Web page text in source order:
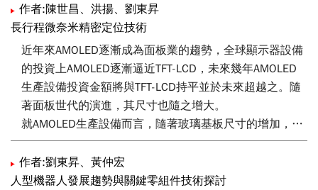
寸需求勢必得開發大行程精密定位平台，由於大行程大跨
距導致的累積誤差往往使定位過程達不到需求，在此引入
雷射干涉儀配合傳統的光學尺使用抑制阿貝誤差。
本文發展雙回饋量測補償技術，取得回授資訊並計算控制
推力達到閉回授控制，藉由切換粗細定位達到高精密定位
的需求。
作者:陳世昌、洪揚、劉東昇
長行程微奈米精密定位技術
近年來AMOLED逐漸成為面板業的趨勢，全球顯示器設備
的投資上AMOLED逐漸逼近TFT-LCD，未來幾年AMOLED
生產設備投資金額將與TFT-LCD持平並於未來超越之。隨
著面板世代的演進，其尺寸也隨之增大。
就AMOLED生產設備而言，隨著玻璃基板尺寸的增加，其
檢測所需定位精度亦隨之增加。而在其製程當中以蒸鍍及
張網與其檢測最為關鍵。由於目前全球第六代AMOLED大
行程張網技術由韓國壟斷。為了協助國內業者開發第六代
作者:劉東昇、黃仲宏
人型機器人發展趨勢與關鍵零組件技術探討